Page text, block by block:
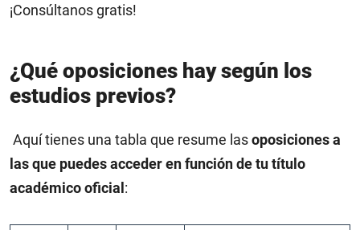
¡Consúltanos gratis!
¿Qué oposiciones hay según los
estudios previos?
Aquí tienes una tabla que resume lasoposiciones a
las que puedes acceder en función de tu título
académico oficial: